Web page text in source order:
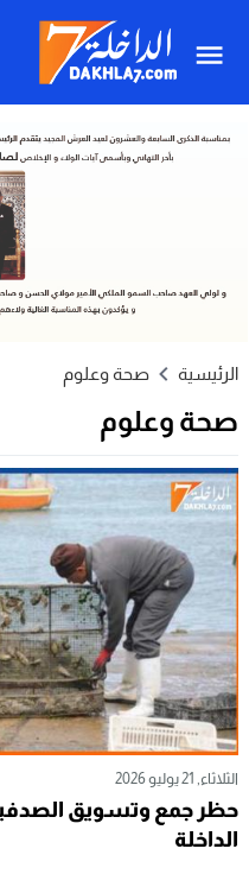
الرئيسية صحة وعلوم
صحة وعلوم
الثلاثاء, 21 يوليو 2026
حظر جمع وتسويق
الداخلة